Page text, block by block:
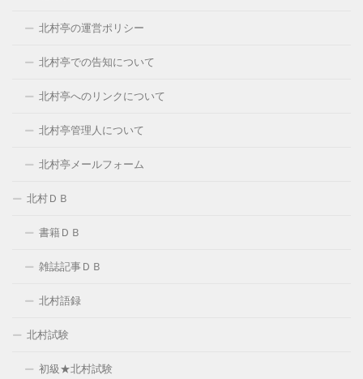
北村亭の運営ポリシー
北村亭での告知について
北村亭へのリンクについて
北村亭管理人について
北村亭メールフォーム
北村ＤＢ
書籍ＤＢ
雑誌記事ＤＢ
北村語録
北村試験
初級★北村試験